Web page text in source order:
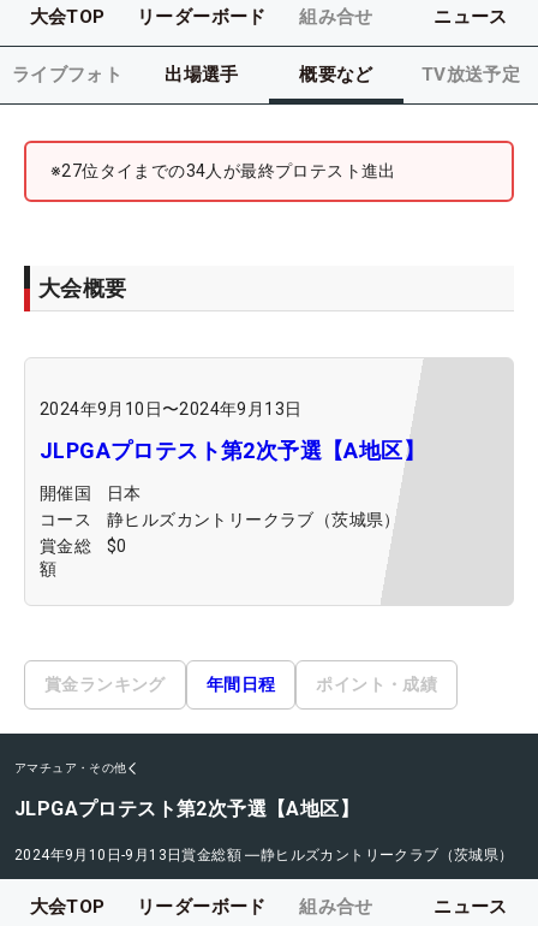
大会TOP リーダーボード 組み合せ ニュース
ライブフォト 出場選手 概要など TV放送予定
※27位タイまでの34人が最終プロテスト進出
大会概要
2024年9月10日〜2024年9月13日
JLPGAプロテスト第2次予選【A地区】
開催国
日本
コース
静ヒルズカントリークラブ（茨城県）
賞金総
額
$0
賞金ランキング 年間日程 ポイント・成績
アマチュア・その他
JLPGAプロテスト第2次予選【A地区】
2024年9月10日-9月13日賞金総額 ―静ヒルズカントリークラブ（茨城県）
大会TOP リーダーボード 組み合せ ニュース